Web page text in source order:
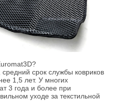
средний срок службы ковриков
1,5 лет. У многих
3 года и более при
уходе за текстильной